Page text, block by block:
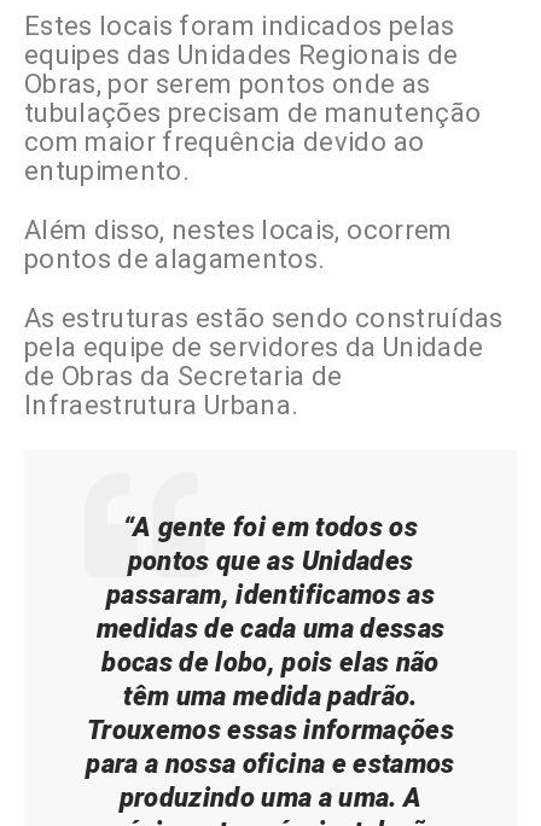
Estes locais foram indicados pelas
equipes das Unidades Regionais de
Obras, por serem pontos onde as
tubulações precisam de manutenção
com maior frequência devido ao
entupimento.
Além disso, nestes locais, ocorrem
pontos de alagamentos.
As estruturas estão sendo construídas
pela equipe de servidores da Unidade
de Obras da Secretaria de
Infraestrutura Urbana.
“A gente foi em todos os
pontos que as Unidades
passaram, identificamos as
medidas de cada uma dessas
bocas de lobo, pois elas não
têm uma medida padrão.
Trouxemos essas informações
para a nossa oficina e estamos
produzindo uma a uma. A